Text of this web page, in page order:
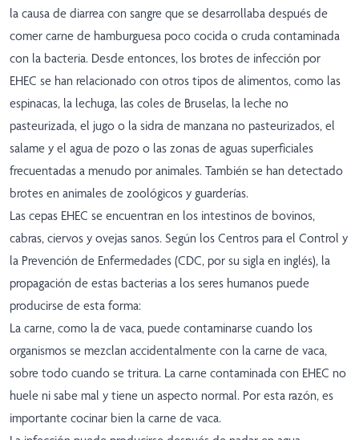
la causa de diarrea con sangre que se desarrollaba después de
comer carne de hamburguesa poco cocida o cruda contaminada
con la bacteria. Desde entonces, los brotes de infección por
EHEC se han relacionado con otros tipos de alimentos, como las
espinacas, la lechuga, las coles de Bruselas, la leche no
pasteurizada, el jugo o la sidra de manzana no pasteurizados, el
salame y el agua de pozo o las zonas de aguas superficiales
frecuentadas a menudo por animales. También se han detectado
brotes en animales de zoológicos y guarderías.
Las cepas EHEC se encuentran en los intestinos de bovinos,
cabras, ciervos y ovejas sanos. Según los Centros para el Control y
la Prevención de Enfermedades (CDC, por su sigla en inglés), la
propagación de estas bacterias a los seres humanos puede
producirse de esta forma:
La carne, como la de vaca, puede contaminarse cuando los
organismos se mezclan accidentalmente con la carne de vaca,
sobre todo cuando se tritura. La carne contaminada con EHEC no
huele ni sabe mal y tiene un aspecto normal. Por esta razón, es
importante cocinar bien la carne de vaca.